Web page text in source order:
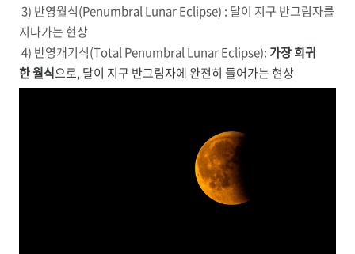
3) 반영월식(Penumbral Lunar Eclipse) : 달이 지구 반그림자를
지나가는 현상
4) 반영개기식(Total Penumbral Lunar Eclipse): 가장 희귀
한 월식으로, 달이 지구 반그림자에 완전히 들어가는 현상